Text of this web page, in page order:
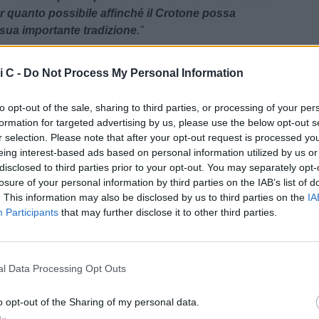
C - Do Not Process My Personal Information
opt-out of the sale, sharing to third parties, or processing of your
for targeted advertising by us, please use the below opt-out
selection. Please note that after your opt-out request is processed
interest-based ads based on personal information utilized by us
to third parties prior to your opt-out. You may separately
of your personal information by third parties on the IAB’s list of
This information may also be disclosed by us to third parties on the
Participants that may further disclose it to other third parties.
Data Processing Opt Outs
opt-out of the Sharing of my personal data.
quanto possibile affinché il Crotone possa
importante tradizione."
Mer 03 giugno 2026 alle 12:50
Spina
Tweet